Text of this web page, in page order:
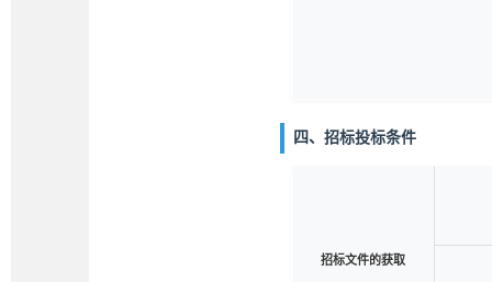
四、招标投标条件
招标文件的获取